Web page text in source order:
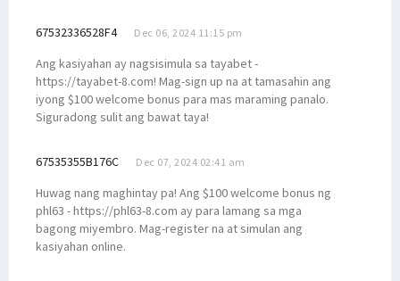
67532336528F4 Dec 06, 2024 11:15 pm
Ang kasiyahan ay nagsisimula sa tayabet -
https://tayabet-8.com! Mag-sign up na at tamasahin ang
iyong $100 welcome bonus para mas maraming panalo.
Siguradong sulit ang bawat taya!
67535355B176C Dec 07, 2024 02:41 am
Huwag nang maghintay pa! Ang $100 welcome bonus ng
phl63 - https://phl63-8.com ay para lamang sa mga
bagong miyembro. Mag-register na at simulan ang
kasiyahan online.